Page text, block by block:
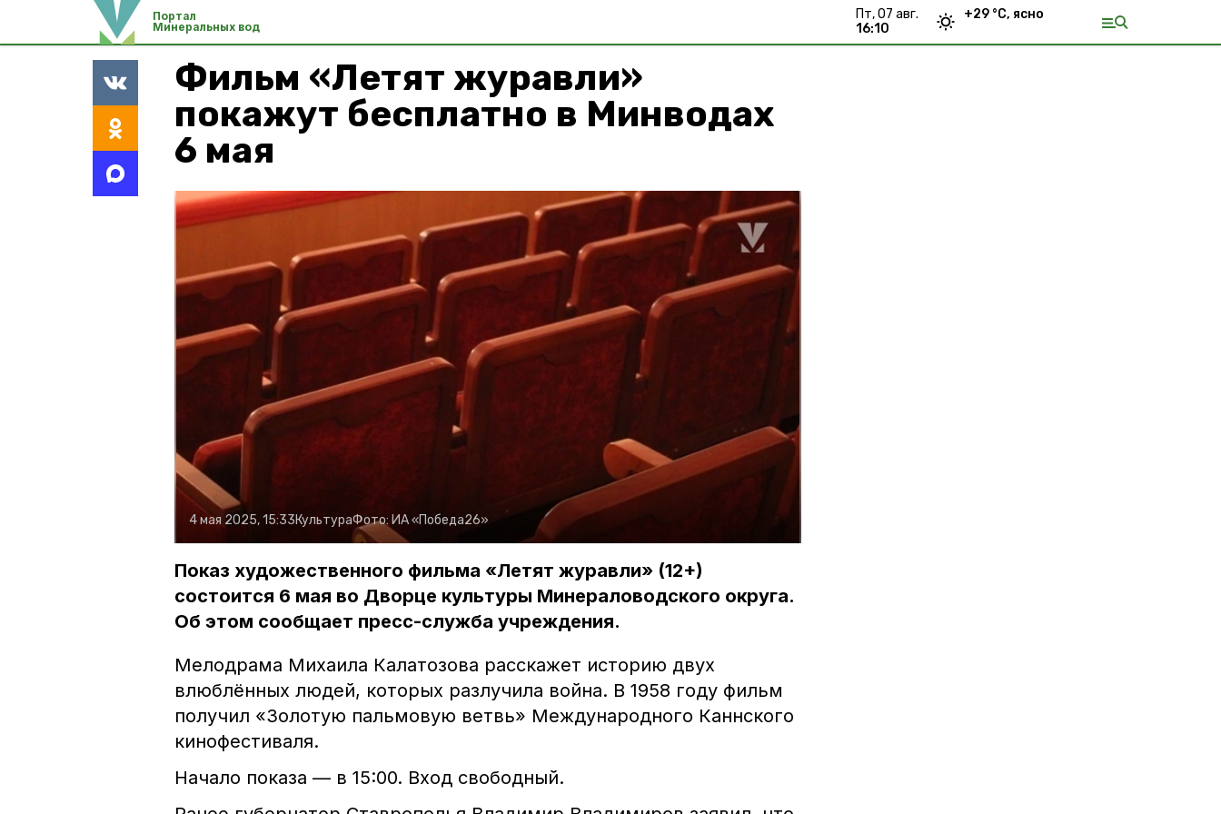
Портал
Минеральных вод
пт, 07 авг.
16:10
+29 °С, ясно
Фильм «Летят журавли»
покажут бесплатно в Минводах
6 мая
4 мая 2025, 15:33КультураФото: ИА «Победа26»
Показ художественного фильма «Летят журавли» (12+)
состоится 6 мая во Дворце культуры Минераловодского округа.
Об этом сообщает пресс-служба учреждения.
Мелодрама Михаила Калатозова расскажет историю двух
влюблённых людей, которых разлучила война. В 1958 году фильм
получил «Золотую пальмовую ветвь» Международного Каннского
кинофестиваля.
Начало показа — в 15:00. Вход свободный.